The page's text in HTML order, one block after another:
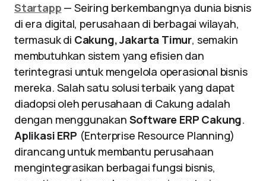
Startapp — Seiring berkembangnya dunia bisnis
di era digital, perusahaan di berbagai wilayah,
termasuk di Cakung, Jakarta Timur, semakin
membutuhkan sistem yang efisien dan
terintegrasi untuk mengelola operasional bisnis
mereka. Salah satu solusi terbaik yang dapat
diadopsi oleh perusahaan di Cakung adalah
dengan menggunakan Software ERP Cakung.
Aplikasi ERP (Enterprise Resource Planning)
dirancang untuk membantu perusahaan
mengintegrasikan berbagai fungsi bisnis,